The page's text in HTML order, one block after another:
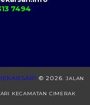
7494
©2026.JALAN
KECAMATAN CIMERAK